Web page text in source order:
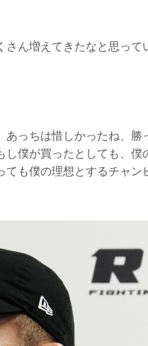
ん増えてきたなと思って
っちは惜しかったね、勝
僕が買ったとしても、僕
も僕の理想とするチャン